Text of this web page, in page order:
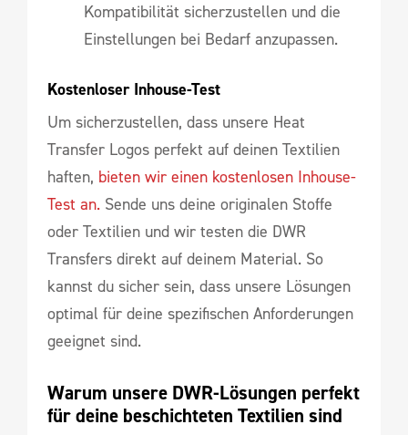
Kompatibilität sicherzustellen und die
Einstellungen bei Bedarf anzupassen.
Kostenloser Inhouse-Test
Um sicherzustellen, dass unsere Heat
Transfer Logos perfekt auf deinen Textilien
haften, bieten wir einen kostenlosen Inhouse-
Test an. Sende uns deine originalen Stoffe
oder Textilien und wir testen die DWR
Transfers direkt auf deinem Material. So
kannst du sicher sein, dass unsere Lösungen
optimal für deine spezifischen Anforderungen
geeignet sind.
Warum unsere DWR-Lösungen perfekt
für deine beschichteten Textilien sind